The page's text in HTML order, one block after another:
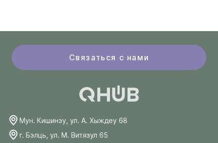
Связаться с нами
Мун. Кишинэу, ул. А. Хыждеу 68
г. Бэлць, ул. М. Витязул 65